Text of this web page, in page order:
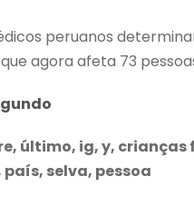
peruanos
agora afeta 73
último, ig, y,
selva, pessoa